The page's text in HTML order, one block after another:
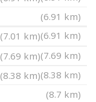
(6.91 km)
(6.91 km)
(7.01 km)
(7.69 km)
(7.69 km)
(8.38 km)
(8.38 km)
(8.7 km)